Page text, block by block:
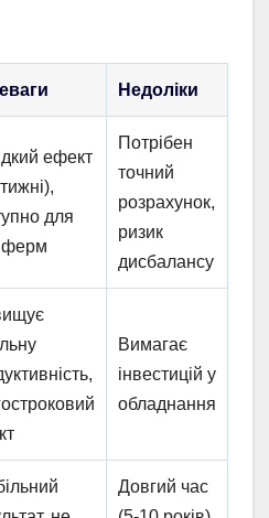
Недоліки
ефект
для
ферм
Потрібен
точний
розрахунок,
ризик
дисбалансу
Вимагає
інвестицій у
обладнання
Довгий час